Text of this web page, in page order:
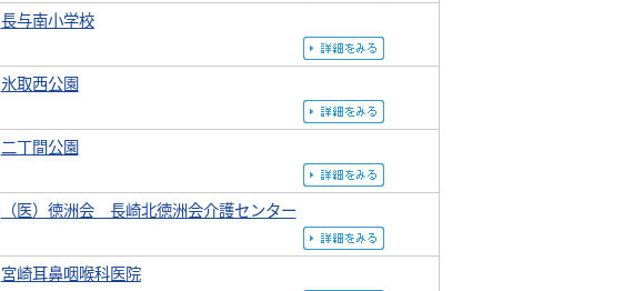
長与南小学校
氷取西公園
二丁間公園
（医）徳洲会 長崎北徳洲会介護センター
宮崎耳鼻咽喉科医院